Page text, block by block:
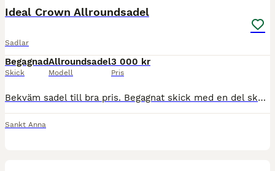
Ideal Crown Allroundsadel
Sadlar
Begagnad
Skick
Allroundsadel
Modell
3 000 kr
Pris
Bekväm sadel till bra pris. Begagnat skick med en del skönhetsdefekter. Ideal Crown Allroundsadel svart. Står 32 i den. Gissar på 17 i sits. Ser helst att man hämtar. Kan skicka om köpare står f
Sankt Anna